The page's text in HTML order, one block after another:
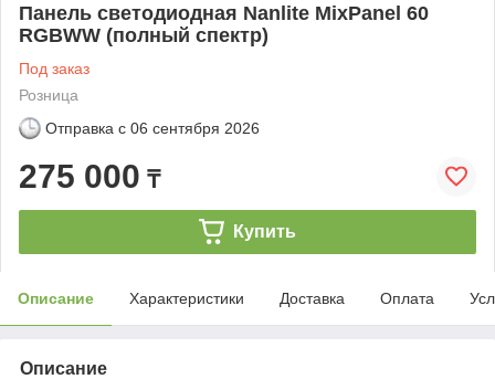
Панель светодиодная Nanlite MixPanel 60
RGBWW (полный спектр)
Под заказ
Розница
Отправка с 06 сентября 2026
275 000 ₸
Купить
Описание Характеристики Доставка Оплата
Описание